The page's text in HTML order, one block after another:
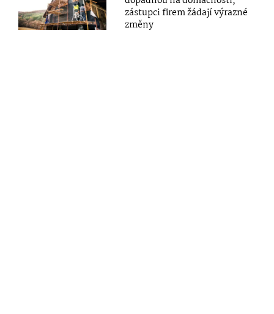
zástupci firem žádají výrazné
změny